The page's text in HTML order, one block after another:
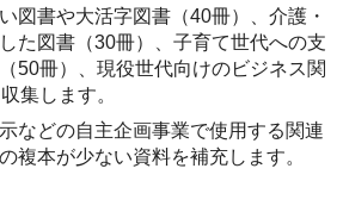
図書や大活字図書（40冊）、介護・
た図書（30冊）、子育て世代への支
50冊）、現役世代向けのビジネス関
集します。
などの自主企画事業で使用する関連
複本が少ない資料を補充します。